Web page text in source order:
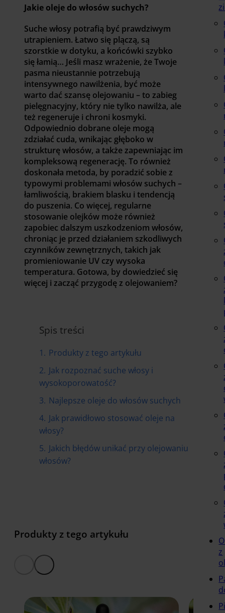
Jakie oleje do włosów suchych?
Suche włosy potrafią być prawdziwym
utrapieniem. Łatwo się plączą, są
szorstkie w dotyku, a końcówki szybko
się łamią… Jeśli masz wrażenie, że Twoje
pasma nieustannie potrzebują
intensywnego nawilżenia, być może
warto dać szansę olejowaniu – to zabieg
pielęgnacyjny, który nie tylko nawilża, ale
też regeneruje i chroni kosmyki.
Odpowiednio dobrane oleje mogą
zdziałać cuda, wnikając głęboko w
strukturę włosów, a także zapewniając im
kompleksową regenerację. To również
doskonała metoda, by poradzić sobie z
typowymi problemami włosów suchych –
łamliwością, brakiem blasku i tendencją
do puszenia. Co więcej, regularne
stosowanie olejków może również
zapobiec dalszym uszkodzeniom włosów,
chroniąc je przed działaniem szkodliwych
czynników zewnętrznych, takich jak
promieniowanie UV czy wysoka
temperatura. Gotowa, by dowiedzieć się
więcej i zacząć przygodę z olejowaniem?
Spis treści
1. Produkty z tego artykułu
2. Jak rozpoznać suche włosy i
wysokoporowatość?
3. Najlepsze oleje do włosów suchych
4. Jak prawidłowo stosować oleje na
włosy?
5. Jakich błędów unikać przy olejowaniu
włosów?
Produkty z tego artykułu
z